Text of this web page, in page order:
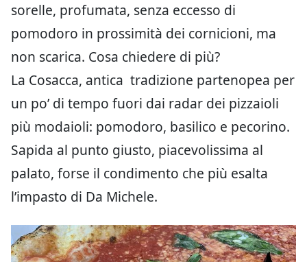
sorelle, profumata, senza eccesso di
pomodoro in prossimità dei cornicioni, ma
non scarica. Cosa chiedere di più?
La Cosacca, antica tradizione partenopea per
un po’ di tempo fuori dai radar dei pizzaioli
più modaioli: pomodoro, basilico e pecorino.
Sapida al punto giusto, piacevolissima al
palato, forse il condimento che più esalta
l’impasto di Da Michele.